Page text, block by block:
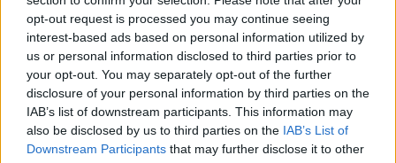
opt-out request is processed you may continue seeing
interest-based ads based on personal information utilized by
us or personal information disclosed to third parties prior to
your opt-out. You may separately opt-out of the further
disclosure of your personal information by third parties on the
IAB’s list of downstream participants. This information may
also be disclosed by us to third parties on the IAB’s List of
Downstream Participants that may further disclose it to other
Απίστευτο περιστατικό σε αγώνα μπέιζμπολ: Μπαστούνι
παίκτη εκτοξεύτηκε στις κερκίδες και τραυμάτισε θεατή
- Δείτε βίντεο
ΠΕΡΙΣΣΟΤΕΡΑ